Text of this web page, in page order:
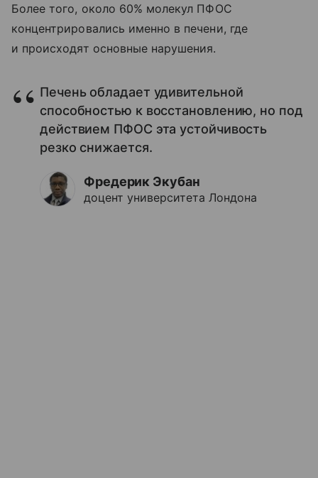
Более того, около 60% молекул ПФОС
концентрировались именно в печени, где
и происходят основные нарушения.
Печень обладает удивительной
способностью к восстановлению, но под
действием ПФОС эта устойчивость
резко снижается.
Фредерик Экубан
доцент университета Лондона